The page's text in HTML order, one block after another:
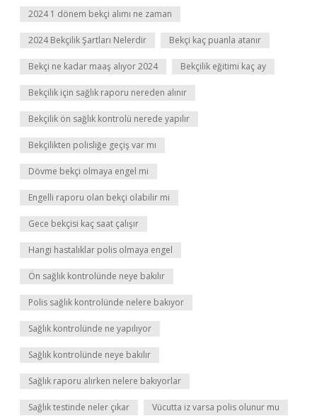
2024 1 dönem bekçi alımı ne zaman
2024 Bekçilik Şartları Nelerdir Bekçi kaç puanla atanır
Bekçi ne kadar maaş alıyor 2024 Bekçilik eğitimi kaç ay
Bekçilik için sağlık raporu nereden alınır
Bekçilik ön sağlık kontrolü nerede yapılır
Bekçilikten polisliğe geçiş var mı
Dövme bekçi olmaya engel mi
Engelli raporu olan bekçi olabilir mi
Gece bekçisi kaç saat çalışır
Hangi hastalıklar polis olmaya engel
Ön sağlık kontrolünde neye bakılır
Polis sağlık kontrolünde nelere bakıyor
Sağlık kontrolünde ne yapılıyor
Sağlık kontrolünde neye bakılır
Sağlık raporu alırken nelere bakıyorlar
Sağlık testinde neler çıkar Vücutta iz varsa polis olunur mu